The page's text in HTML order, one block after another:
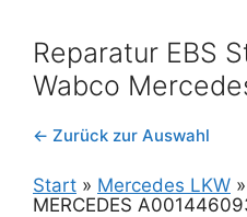
Reparatur EBS
Wabco
← Zurück zur Auswahl
Start » Mercedes LKW »
MERCEDES